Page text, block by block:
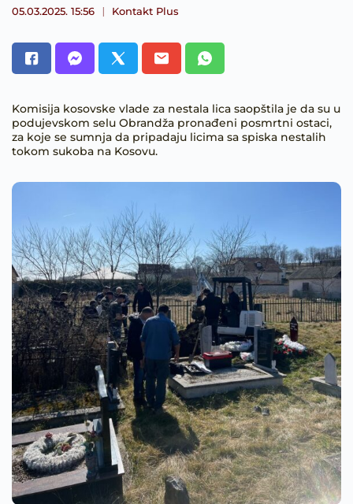
05.03.2025. 15:56 Kontakt Plus
Komisija kosovske vlade za nestala lica saopštila je da su u
podujevskom selu Obrandža pronađeni posmrtni ostaci,
za koje se sumnja da pripadaju licima sa spiska nestalih
tokom sukoba na Kosovu.